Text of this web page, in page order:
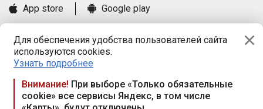
Для обеспечения удобства пользователей сайта
используются cookies.
Узнать подробнее
Внимание! При выборе «Только обязательные
cookie» все сервисы Яндекс, в том числе
App store
Google play
Книга замечаний и предложений
Правила и документы
Praca.by © 2000—2026, ООО «ПРАЦА БАЙ»
Республика Беларусь, 220114, г. Минск, пр-т Независимости
117а, пом. № 9.